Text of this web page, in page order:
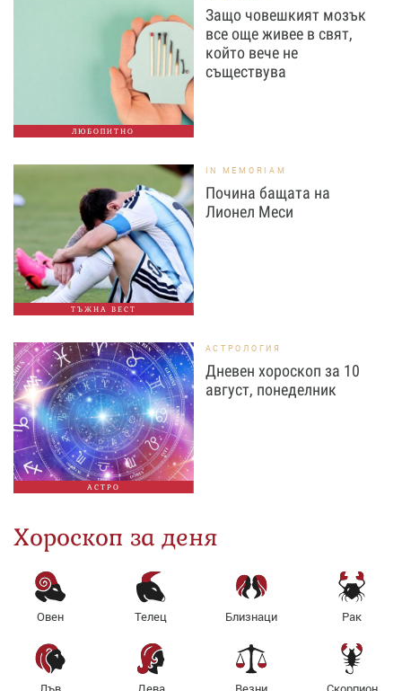
ЛЮБОПИТНО
Защо човешкият мозък
все още живее в свят,
който вече не
съществува
ТЪЖНА ВЕСТ
IN MEMORIAM
Почина бащата на
Лионел Меси
АСТРО
АСТРОЛОГИЯ
Дневен хороскоп за 10
август, понеделник
Хороскоп за деня
Овен Телец Близнаци Рак